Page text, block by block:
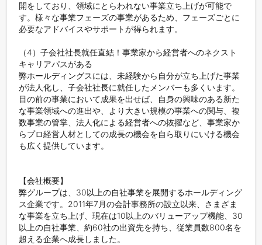
開をしており、領域にとらわれない事業立ち上げが可能で
す。様々な事業フェーズの事業があるため、フェーズごとに
必要なアドバイスやサポートが得られます。
（4）子会社社長就任直結！事業家から経営者へのネクスト
キャリアパスがある
弊ホールディングスには、未経験から自分が立ち上げた事業
が法人化し、子会社社長に就任したメンバーも多くいます。
目の前の事業において成果を出せば、自身の興味のある新た
な事業領域への進出や、より大きい規模の事業への関与、複
数事業の管掌、法人化による経営者への抜擢など、事業家か
らプロ経営人材としての成長の機会を自ら取りにいける機会
も広く提供しています。
【会社概要】
弊グループは、30以上の自社事業を展開するホールディング
ス企業です。2011年7月の会計事務所の設立以来、さまざま
な事業を立ち上げ、現在は10以上のバリューアップ機能、30
以上の自社事業、約60社の出資先を持ち、従業員数800名を
超える企業へ成長しました。